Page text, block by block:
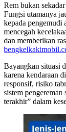
Rem bukan
Fungsi utamanya
kepada pengemudi
mencegah
dan memberikan
Bayangkan situasi
karena kendaraan
responsif, risiko
sistem pengereman
terakhir” dalam